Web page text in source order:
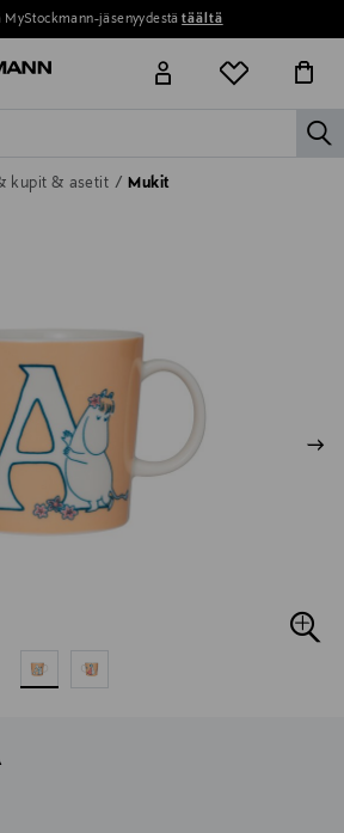
MyStockmann-jäsenyydestätäältä
MIEHET LAPSET
kupit & asetit Mukit